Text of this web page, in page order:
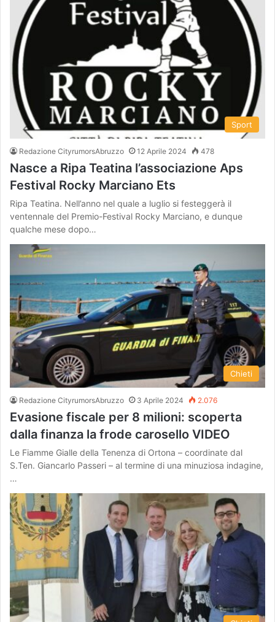
Sport
Redazione CityrumorsAbruzzo 12 Aprile 2024 478
Nasce a Ripa Teatina l’associazione Aps
Festival Rocky Marciano Ets
Ripa Teatina. Nell’anno nel quale a luglio si festeggerà il
ventennale del Premio-Festival Rocky Marciano, e dunque
qualche mese dopo…
Chieti
Redazione CityrumorsAbruzzo 3 Aprile 2024 2.076
Evasione fiscale per 8 milioni: scoperta
dalla finanza la frode carosello VIDEO
Le Fiamme Gialle della Tenenza di Ortona – coordinate dal
S.Ten. Giancarlo Passeri – al termine di una minuziosa indagine,
…